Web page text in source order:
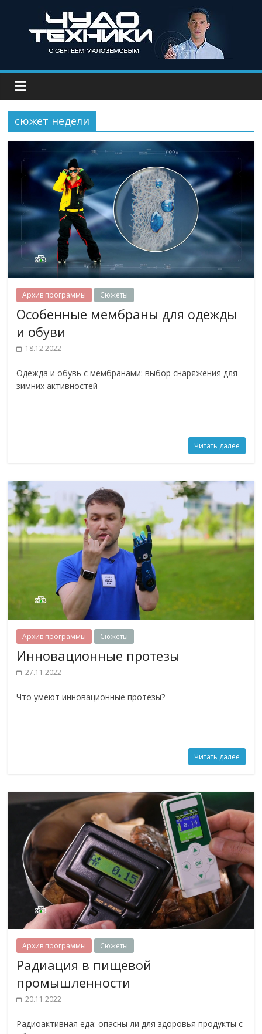
сюжет недели
Архив программы Сюжеты
Особенные мембраны для одежды
и обуви
18.12.2022
Одежда и обувь с мембранами: выбор снаряжения для
зимних активностей
Читать далее
Архив программы Сюжеты
Инновационные протезы
27.11.2022
Что умеют инновационные протезы?
Читать далее
Архив программы Сюжеты
Радиация в пищевой
промышленности
20.11.2022
Радиоактивная еда: опасны ли для здоровья продукты с